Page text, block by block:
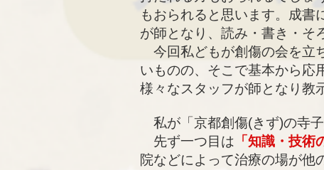
もおられると思います。成書
が師となり、読み・書き・そ
今回私どもが創傷の会を立
いものの、そこで基本から応
様々なスタッフが師となり教
私が「京都創傷(きず)の寺
先ず一つ目は 「知識・技術
院などによって治療の場が他